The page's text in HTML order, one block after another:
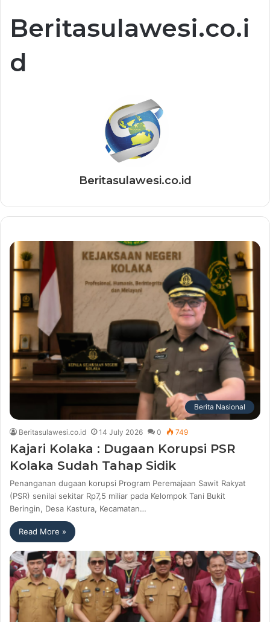
Beritasulawesi.co.i
d
Beritasulawesi.co.id
Berita Nasional
Beritasulawesi.co.id 14 July 2026 0 749
Kajari Kolaka : Dugaan Korupsi PSR
Kolaka Sudah Tahap Sidik
Penanganan dugaan korupsi Program Peremajaan Sawit Rakyat
(PSR) senilai sekitar Rp7,5 miliar pada Kelompok Tani Bukit
Beringin, Desa Kastura, Kecamatan…
Read More »